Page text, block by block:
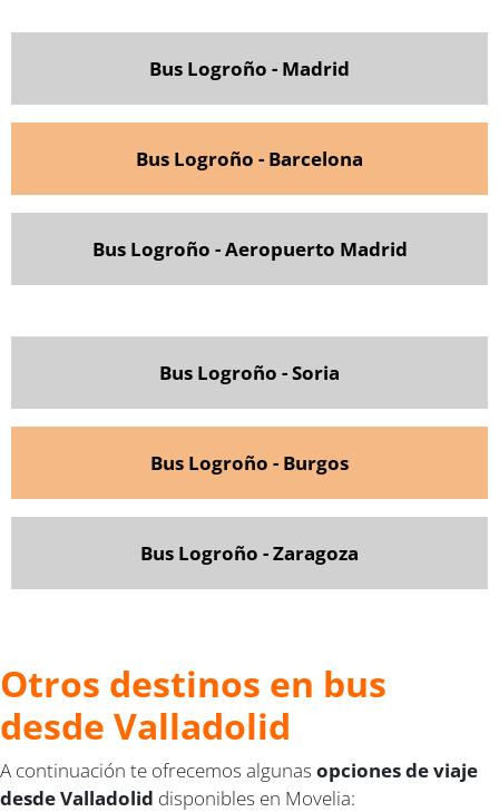
Bus Logroño - Madrid
Bus Logroño - Barcelona
Bus Logroño - Aeropuerto Madrid
Bus Logroño - Soria
Bus Logroño - Burgos
Bus Logroño - Zaragoza
Otros destinos en bus
desde Valladolid
A continuación te ofrecemos algunas opciones de viaje
desde Valladolid disponibles en Movelia: